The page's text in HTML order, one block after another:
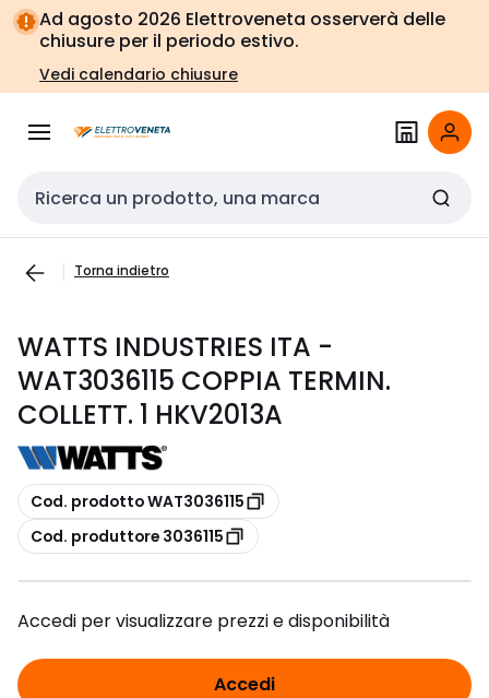
Vai alla
navigazione
Vai
alla
pagina
Ad agosto 2026 Elettroveneta osserverà delle
chiusure per il periodo estivo.
Vedi calendario chiusure
Cerca input
Torna indietro
WATTS INDUSTRIES ITA -
WAT3036115 COPPIA TERMIN.
COLLETT. 1 HKV2013A
copia
Cod. prodotto WAT3036115
copia
Cod. produttore 3036115
Accedi per visualizzare prezzi e disponibilità
Accedi